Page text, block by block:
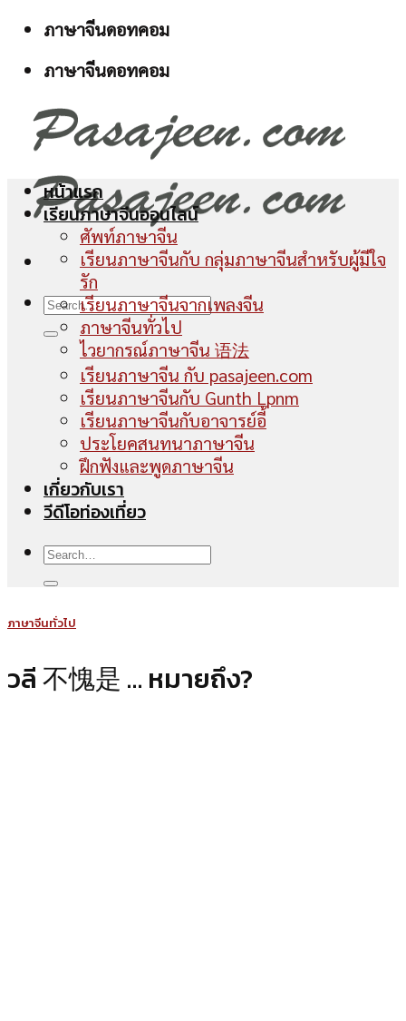
Skip
content
ภาษาจีนดอทคอม
ภาษาจีนดอทคอม
หน้าแรก
เรียนภาษาจีนออนไลน์
ศัพท์ภาษาจีน
เรียนภาษาจีนกับ กลุ่มภาษาจีนสำหรับผู้มีใจ
รัก
เรียนภาษาจีนจากเพลงจีน
ภาษาจีนทั่วไป
ไวยากรณ์ภาษาจีน 语法
เรียนภาษาจีน กับ pasajeen.com
เรียนภาษาจีนกับ Gunth Lpnm
เรียนภาษาจีนกับอาจารย์อี้
ประโยคสนทนาภาษาจีน
ฝึกฟังและพูดภาษาจีน
เกี่ยวกับเรา
วีดีโอท่องเที่ยว
ภาษาจีนทั่วไป
วลี 不愧是 … หมายถึง?